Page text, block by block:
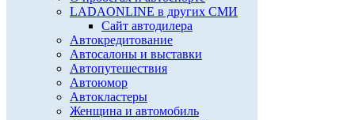
LADAONLINE в других СМИ
Сайт автодилера
Автокредитование
Автосалоны и выставки
Автопутешествия
Автоюмор
Автокластеры
Женщина и автомобиль